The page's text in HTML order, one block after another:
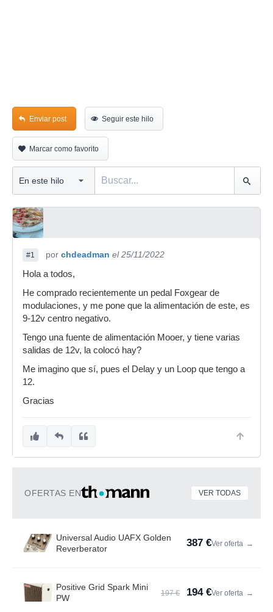
Enviar post Seguir este hilo
Marcar como favorito
#1 por chdeadman el 25/11/2022
Hola a todos,
He comprado recientemente un pedal Foxgear de
modulaciones, y me pone que la alimentación de este, es
9-12v centro negativo.
Tengo una fuente de alimentación Mooer, y tiene varias
salidas de 12v, la colocó hay?
Me imagino que sí, pues el Delay y un Loop que tengo a
12.
Gracias
OFERTAS EN VER TODAS
Universal Audio UAFX Golden
Reverberator
387 €Ver oferta →
Positive Grid Spark Mini
PW
197 € 194 €Ver oferta →